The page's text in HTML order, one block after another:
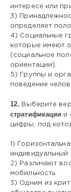
интересе или
3)
определяет
4) Социальные
которые имеют
(социальное
ориентации).
5) Группы и
поведение
12. Выберите
стратификации и
цифры, под
1)
индивидуальный
2) Различают
мобильность.
3) Одним из